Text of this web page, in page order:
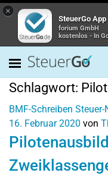
×
SteuerGo App
forium GmbH
kostenlos - In
Schlagwort:
BMF-Schreiben Steuer-
16. Februar 2020 von